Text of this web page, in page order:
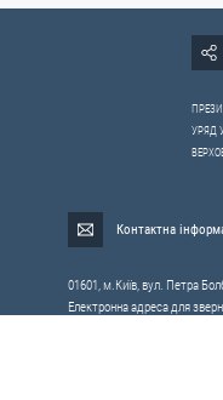
УРЯД
Контактна
01601, м.Київ, вул. Петра
Електронна адреса для